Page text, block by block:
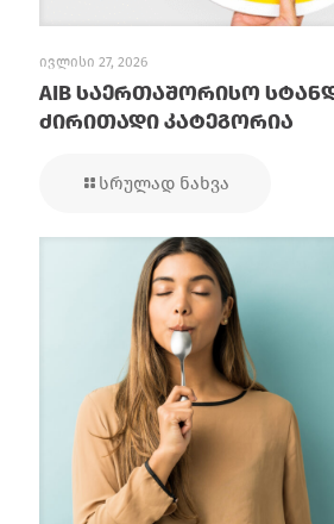
ივლისი 27, 2026
AIB საერთაშორისო
ძირითადი კატეგორია
სრულად ნახვა